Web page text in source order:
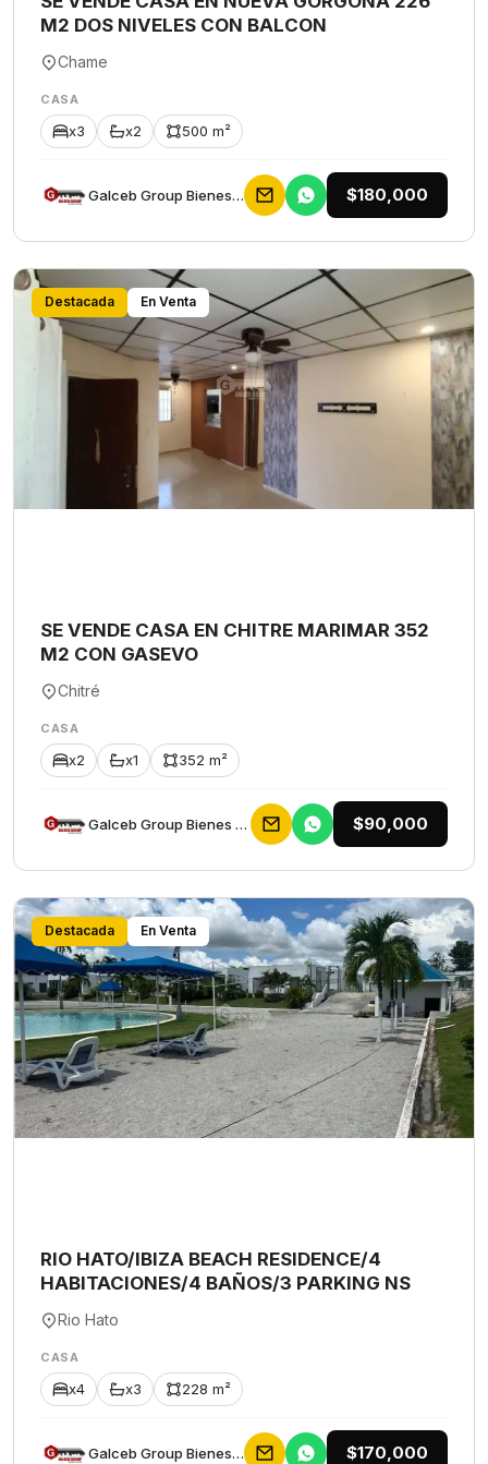
M2 DOS NIVELES CON BALCON
Chame
CASA
x3 x2 500 m²
Galceb Group Bienes Raices $180,000
Destacada En Venta
SE VENDE CASA EN CHITRE MARIMAR 352
M2 CON GASEVO
Chitré
CASA
x2 x1 352 m²
Galceb Group Bienes Raices $90,000
Destacada En Venta
RIO HATO/IBIZA BEACH RESIDENCE/4
HABITACIONES/4 BAÑOS/3 PARKING NS
Rio Hato
CASA
x4 x3 228 m²
Galceb Group Bienes Raices $170,000